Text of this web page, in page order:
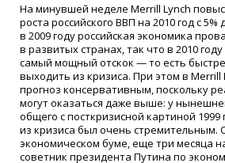
На минувшей неделе Merrill Lynch
роста российского ВВП на 2010 год с 5%
в 2009 году российская экономика
в развитых странах, так что в 2010
самый мощный отскок — то есть
выходить из кризиса. При этом в Merrill
прогноз консервативным, поскольку
могут оказаться даже выше: у
общего с посткризисной картиной 1999
из кризиса был очень стремительным.
экономическом буме, еще три месяца
советник президента Путина по